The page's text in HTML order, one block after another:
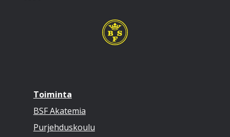
Toiminta
BSF Akatemia
Purjehduskoulu